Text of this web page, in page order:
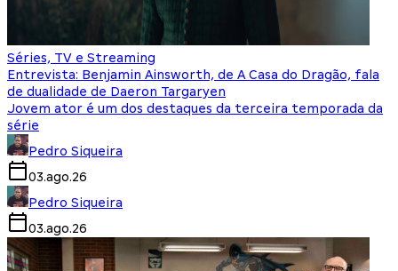
Séries, TV e Streaming
Entrevista: Benjamin Ainsworth, de A Casa do Dragão, fala
de dualidade de Daeron Targaryen
Jovem ator é um dos destaques da terceira temporada da
série
Pedro Siqueira
03.ago.26
Pedro Siqueira
03.ago.26